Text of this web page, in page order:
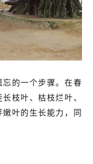
的一个步骤。在春
枝叶、枯枝烂叶、
叶的生长能力，同